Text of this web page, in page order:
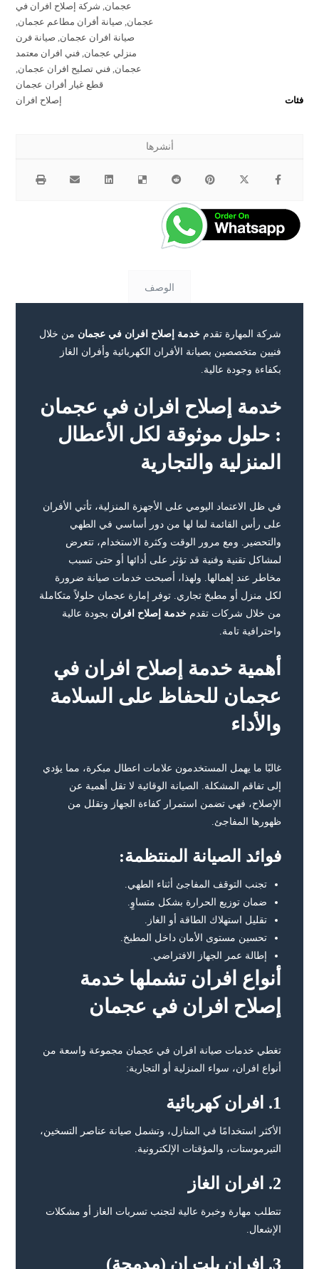
عجمان شركة إصلاح افران في
عجمان صيانة أفران مطاعم عجمان
صيانة افران عجمان صيانة فرن
منزلي عجمان فني افران معتمد
عجمان فني تصليح افران عجمان
قطع غيار أفران عجمان
فئات
إصلاح افران
الوصف
شركة المهارة تقدمخدمة إصلاح افران في عجمان من خلال
فنيين متخصصين بصيانة الأفران الكهربائية وأفران الغاز
بكفاءة وجودة عالية.
خدمة إصلاح افران في عجمان
: حلول موثوقة لكل الأعطال
المنزلية والتجارية
في ظل الاعتماد اليومي على الأجهزة المنزلية، تأتي الأفران
على رأس القائمة لما لها من دور أساسي في الطهي
والتحضير. ومع مرور الوقت وكثرة الاستخدام، تتعرض
لمشاكل تقنية وفنية قد تؤثر على أدائها أو حتى تسبب
مخاطر عند إهمالها. ولهذا، أصبحت خدمات صيانة ضرورة
لكل منزل أو مطبخ تجاري. توفر إمارة عجمان حلولاً متكاملة
من خلال شركات تقدمخدمة إصلاح افران بجودة عالية
واحترافية تامة.
أهمية خدمة إصلاح افران في
عجمان للحفاظ على السلامة
والأداء
غالبًا ما يهمل المستخدمون علامات اعطال مبكرة، مما يؤدي
إلى تفاقم المشكلة. الصيانة الوقائية لا تقل أهمية عن
الإصلاح، فهي تضمن استمرار كفاءة الجهاز وتقلل من
ظهورها المفاجئ.
فوائد الصيانة المنتظمة:
تجنب التوقف المفاجئ أثناء الطهي.
ضمان توزيع الحرارة بشكل متساوٍ.
تقليل استهلاك الطاقة أو الغاز.
تحسين مستوى الأمان داخل المطبخ.
إطالة عمر الجهاز الافتراضي.
أنواع افران تشملها خدمة
إصلاح افران في عجمان
تغطي خدمات صيانة افران في عجمان مجموعة واسعة من
أنواع افران، سواء المنزلية أو التجارية:
1. افران كهربائية
الأكثر استخدامًا في المنازل، وتشمل صيانة عناصر التسخين،
التيرموستات، والمؤقتات الإلكترونية.
2. افران الغاز
تتطلب مهارة وخبرة عالية لتجنب تسربات الغاز أو مشكلات
الإشعال.
3. افران بلت إن (مدمجة)